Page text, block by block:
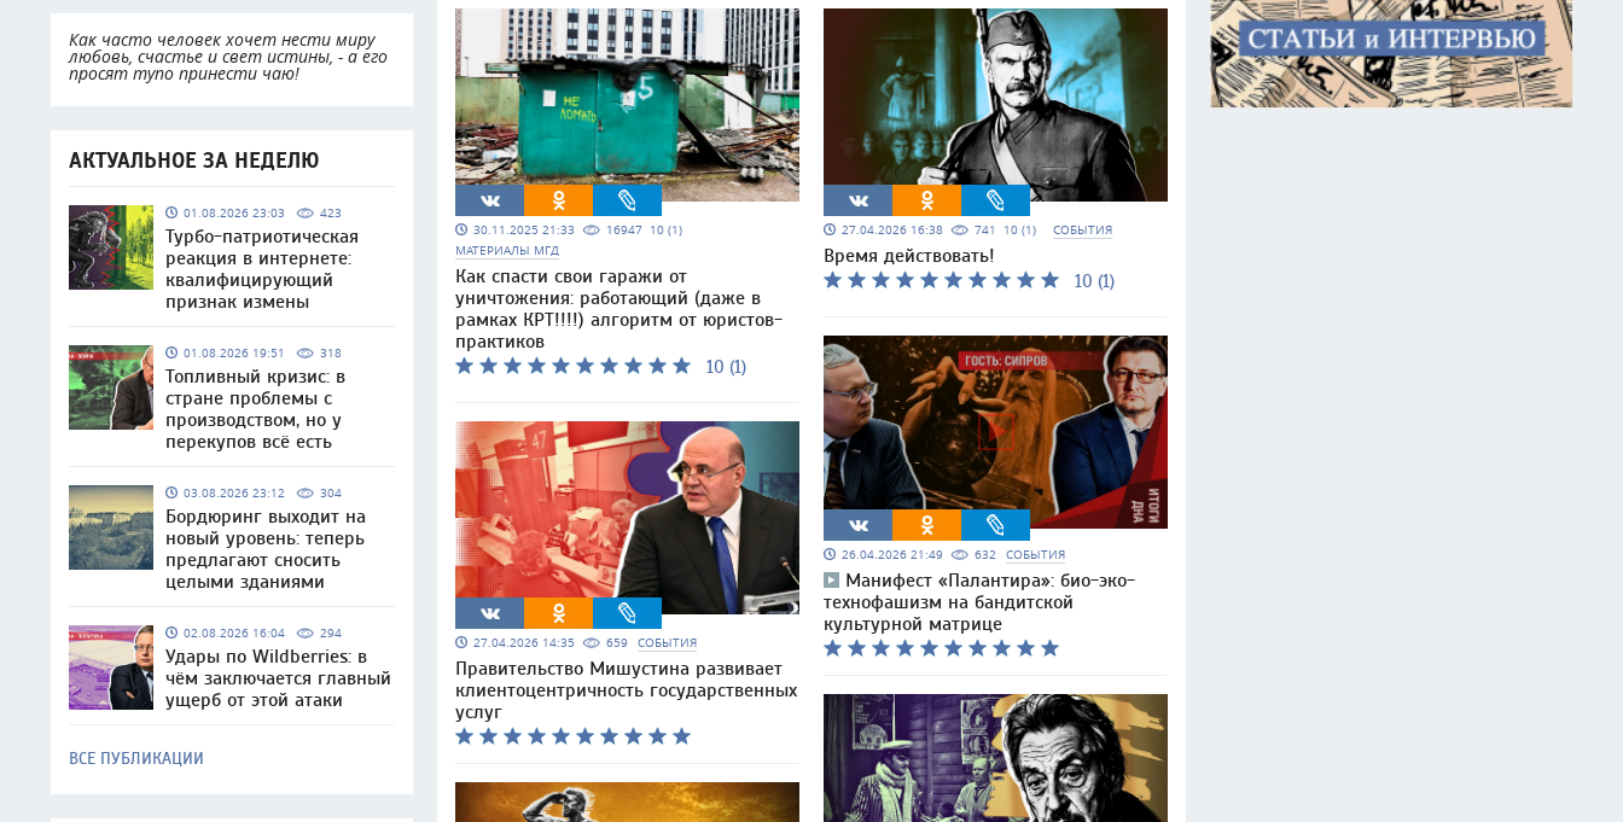
Как часто человек хочет нести миру
любовь, счастье и свет истины, - а его
просят тупо принести чаю!
АКТУАЛЬНОЕ ЗА НЕДЕЛЮ
01.08.2026 23:03 423
Турбо-патриотическая
реакция в интернете:
квалифицирующий
признак измены
01.08.2026 19:51 318
Топливный кризис: в
стране проблемы с
производством, но у
перекупов всё есть
03.08.2026 23:12 304
Бордюринг выходит на
новый уровень: теперь
предлагают сносить
целыми зданиями
02.08.2026 16:04 294
Удары по Wildberries: в
чём заключается главный
ущерб от этой атаки
ВСЕ ПУБЛИКАЦИИ
30.11.2025 21:33 16947 10 (1)
МАТЕРИАЛЫ МГД
Как спасти свои гаражи от
уничтожения: работающий (даже в
рамках КРТ!!!!) алгоритм от юристов-
практиков
10 (1)
27.04.2026 14:35 659 СОБЫТИЯ
Правительство Мишустина развивает
клиентоцентричность государственных
услуг
27.04.2026 16:38 741 10 (1) СОБЫТИЯ
Время действовать!
10 (1)
26.04.2026 21:49 632 СОБЫТИЯ
Манифест «Палантира»: био-эко-
технофашизм на бандитской
культурной матрице